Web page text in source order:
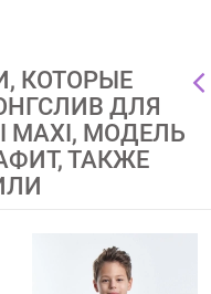
КОТОРЫЕ
ДЛЯ
MAXI, МОДЕЛЬ
ТАКЖЕ